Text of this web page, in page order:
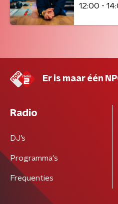
12:00 -
Er is maar één
Radio
DJ’s
Programma's
Frequenties